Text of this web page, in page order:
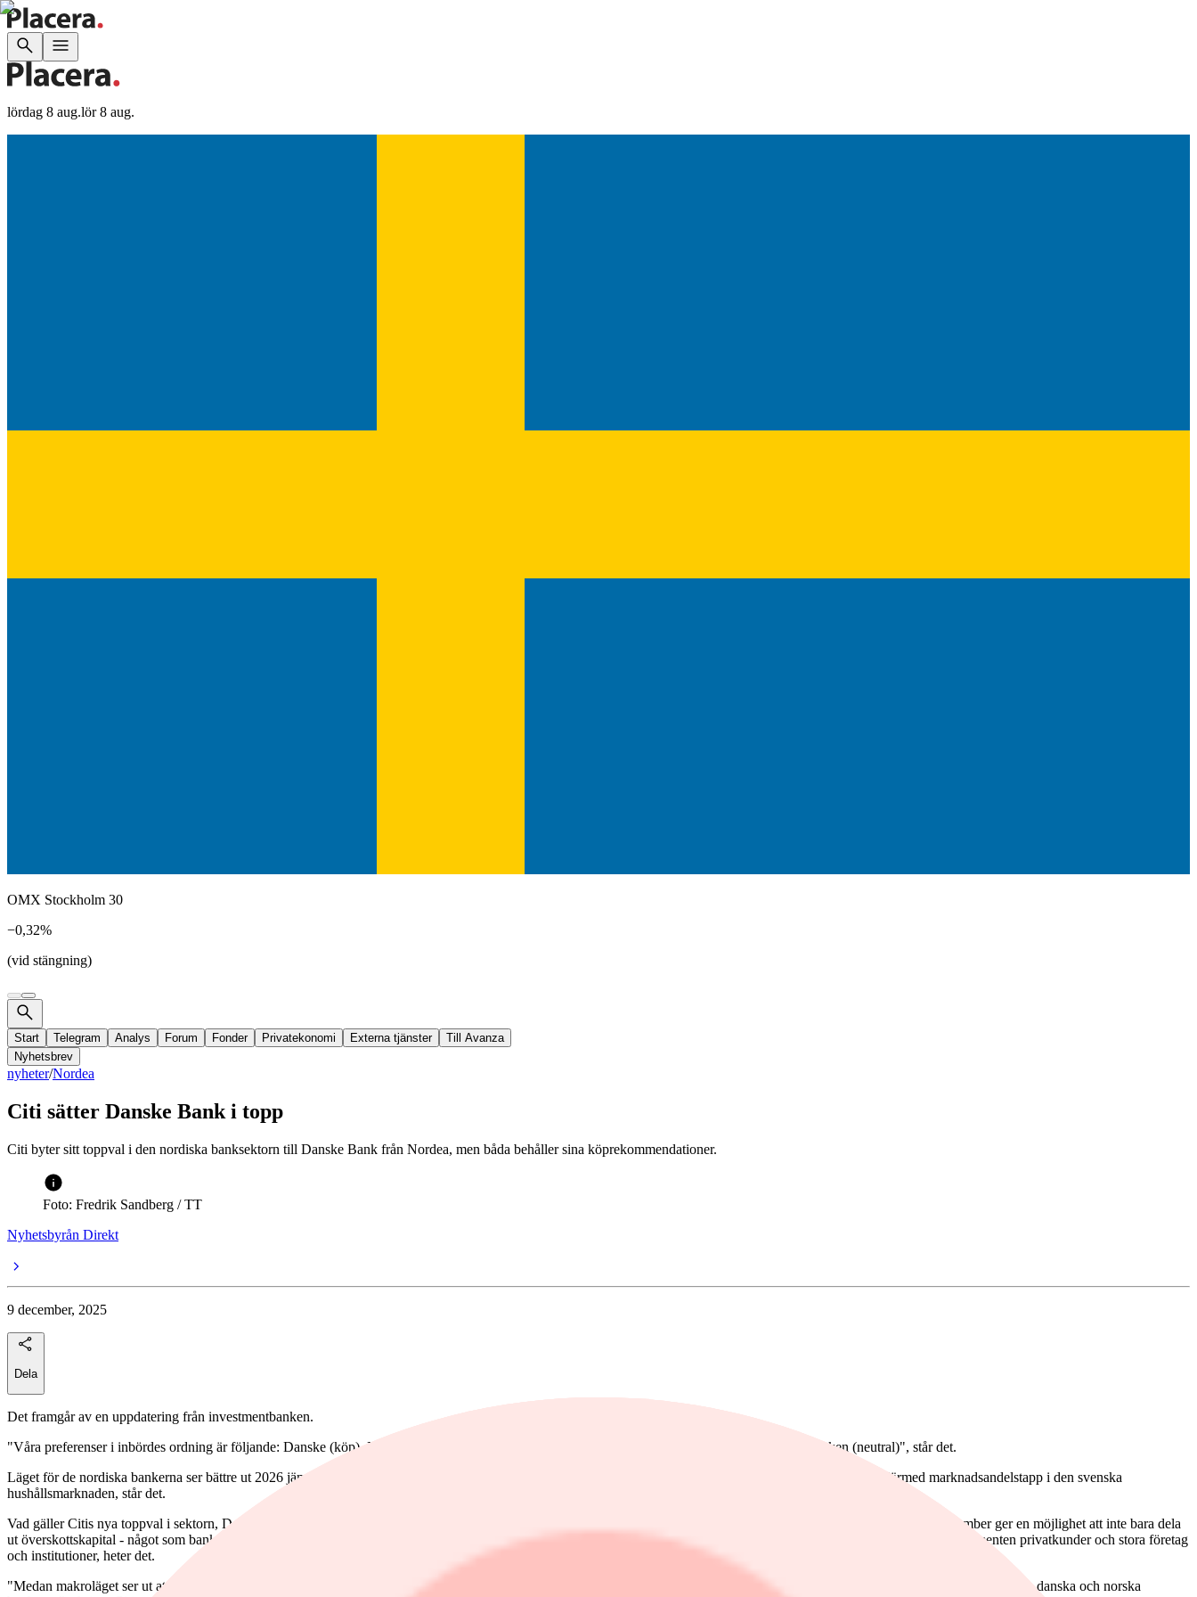
lördag 8 aug.lör 8 aug.
OMX Stockholm 30
−0,32%
(vid stängning)
Start Telegram Analys Forum Fonder Privatekonomi Externa tjänster
Till Avanza
Nyhetsbrev
nyheter/Nordea
Citi sätter Danske Bank i topp
Citi byter sitt toppval i den nordiska banksektorn till Danske Bank från Nordea, men båda behåller sina köprekommendationer.
Foto: Fredrik Sandberg / TT
Nyhetsbyrån Direkt
9 december, 2025
Dela
Det framgår av en uppdatering från investmentbanken.
"Våra preferenser i inbördes ordning är följande: Danske (köp), Nordea (köp), DNB (neutral), SEB (neutral), Swedbank (neutral) och Handelsbanken (neutral)", står det.
Läget för de nordiska bankerna ser bättre ut 2026 jämfört med 2025, speciellt för de svenska bankerna, men Citi räknar fortfarande med tuff konkurrens och därmed marknadsandelstapp i den svenska
hushållsmarknaden, står det.
Vad gäller Citis nya toppval i sektorn, Danske Bank, noterar Citi att det faktum att Danskes prövoperiod med amerikanska justitiedepartementet (DOJ) är över den 13 december ger en möjlighet att inte bara dela
ut överskottskapital - något som banken uppgett flera gånger - utan att även växa affären ytterligare, potentiellt via förvärv men också med organiska tillväxtinitiativ inom segmenten privatkunder och stora företag
och institutioner, heter det.
"Medan makroläget ser ut att förbättras för svenska banker, är den underliggande konkurrensdynamiken fortsatt utmanande och dessa banker är därför mindre attraktiva jämfört med de danska och norska